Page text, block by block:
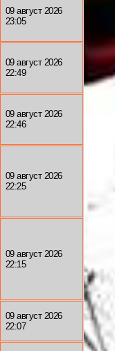
09 август 2026
23:05
09 август 2026
22:49
09 август 2026
22:46
09 август 2026
22:25
09 август 2026
22:15
09 август 2026
22:07